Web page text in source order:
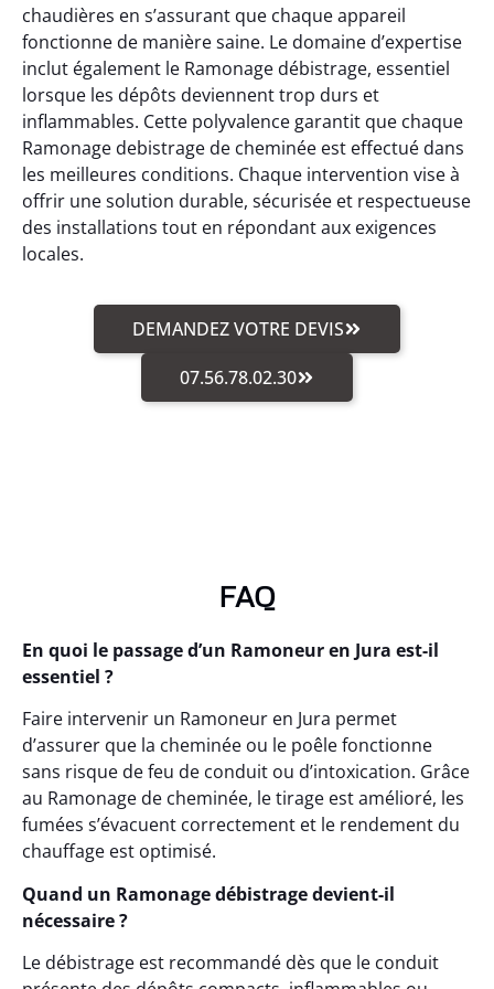
chaudières en s’assurant que chaque appareil
fonctionne de manière saine. Le domaine d’expertise
inclut également le Ramonage débistrage, essentiel
lorsque les dépôts deviennent trop durs et
inflammables. Cette polyvalence garantit que chaque
Ramonage debistrage de cheminée est effectué dans
les meilleures conditions. Chaque intervention vise à
offrir une solution durable, sécurisée et respectueuse
des installations tout en répondant aux exigences
locales.
DEMANDEZ VOTRE DEVIS
07.56.78.02.30
FAQ
En quoi le passage d’un Ramoneur en Jura est-il
essentiel ?
Faire intervenir un Ramoneur en Jura permet
d’assurer que la cheminée ou le poêle fonctionne
sans risque de feu de conduit ou d’intoxication. Grâce
au Ramonage de cheminée, le tirage est amélioré, les
fumées s’évacuent correctement et le rendement du
chauffage est optimisé.
Quand un Ramonage débistrage devient-il
nécessaire ?
Le débistrage est recommandé dès que le conduit